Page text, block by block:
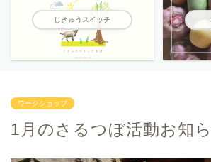
じきゅうスイッチ
ワークショップ
1月のさるつぼ活動お知